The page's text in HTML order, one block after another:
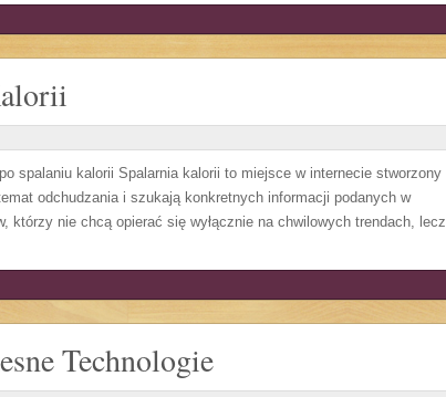
spalaniu kalorii Spalarnia kalorii to miejsce w internecie stworzony
odchudzania i szukają konkretnych informacji podanych w
którzy nie chcą opierać się wyłącznie na chwilowych trendach, lecz
Technologie